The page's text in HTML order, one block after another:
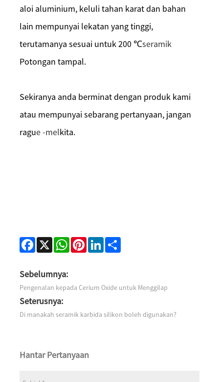
aloi aluminium, keluli tahan karat dan bahan
lain mempunyai lekatan yang tinggi,
terutamanya sesuai untuk 200 ℃seramik
Potongan tampal.
Sekiranya anda berminat dengan produk kami
atau mempunyai sebarang pertanyaan, jangan
rague -melkita.
Facebook
X WhatsAppPinterestLinkedIn
Sebelumnya:
Pengenalan kepada Cerium Oxide untuk Menggilap
Seterusnya:
Di manakah seramik karbida silikon boleh digunakan?
Hantar Pertanyaan